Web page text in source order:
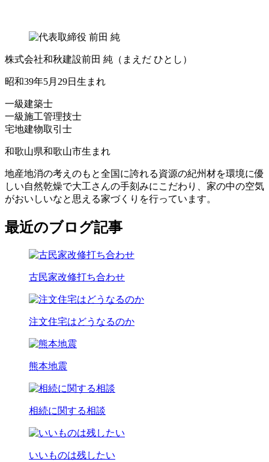
株式会社和秋建設前田 純 （まえだ ひとし）
昭和39年5月29日生まれ
一級建築士
一級施工管理技士
宅地建物取引士
和歌山県和歌山市生まれ
地産地消の考えのもと全国に誇れる資源の紀州材を環境に優
しい自然乾燥で大工さんの手刻みにこだわり、家の中の空気
がおいしいなと思える家づくりを行っています。
最近のブログ記事
古民家改修打ち合わせ
注文住宅はどうなるのか
熊本地震
相続に関する相談
いいものは残したい